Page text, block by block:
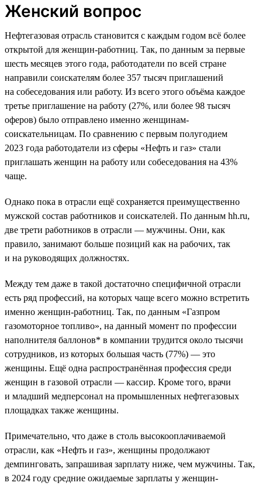
Женский вопрос
Нефтегазовая отрасль становится с каждым годом всё более
открытой для женщин-работниц. Так, по данным за первые
шесть месяцев этого года, работодатели по всей стране
направили соискателям более 357 тысяч приглашений
на собеседования или работу. Из всего этого объёма каждое
третье приглашение на работу (27%, или более 98 тысяч
оферов) было отправлено именно женщинам-
соискательницам. По сравнению с первым полугодием
2023 года работодатели из сферы «Нефть и газ» стали
приглашать женщин на работу или собеседования на 43%
чаще.
Однако пока в отрасли ещё сохраняется преимущественно
мужской состав работников и соискателей. По данным hh.ru,
две трети работников в отрасли — мужчины. Они, как
правило, занимают больше позиций как на рабочих, так
и на руководящих должностях.
Между тем даже в такой достаточно специфичной отрасли
есть ряд профессий, на которых чаще всего можно встретить
именно женщин-работниц. Так, по данным «Газпром
газомоторное топливо», на данный момент по профессии
наполнителя баллонов* в компании трудится около тысячи
сотрудников, из которых большая часть (77%) — это
женщины. Ещё одна распространённая профессия среди
женщин в газовой отрасли — кассир. Кроме того, врачи
и младший медперсонал на промышленных нефтегазовых
площадках также женщины.
Примечательно, что даже в столь высокооплачиваемой
отрасли, как «Нефть и газ», женщины продолжают
демпинговать, запрашивая зарплату ниже, чем мужчины. Так,
в 2024 году средние ожидаемые зарплаты у женщин-